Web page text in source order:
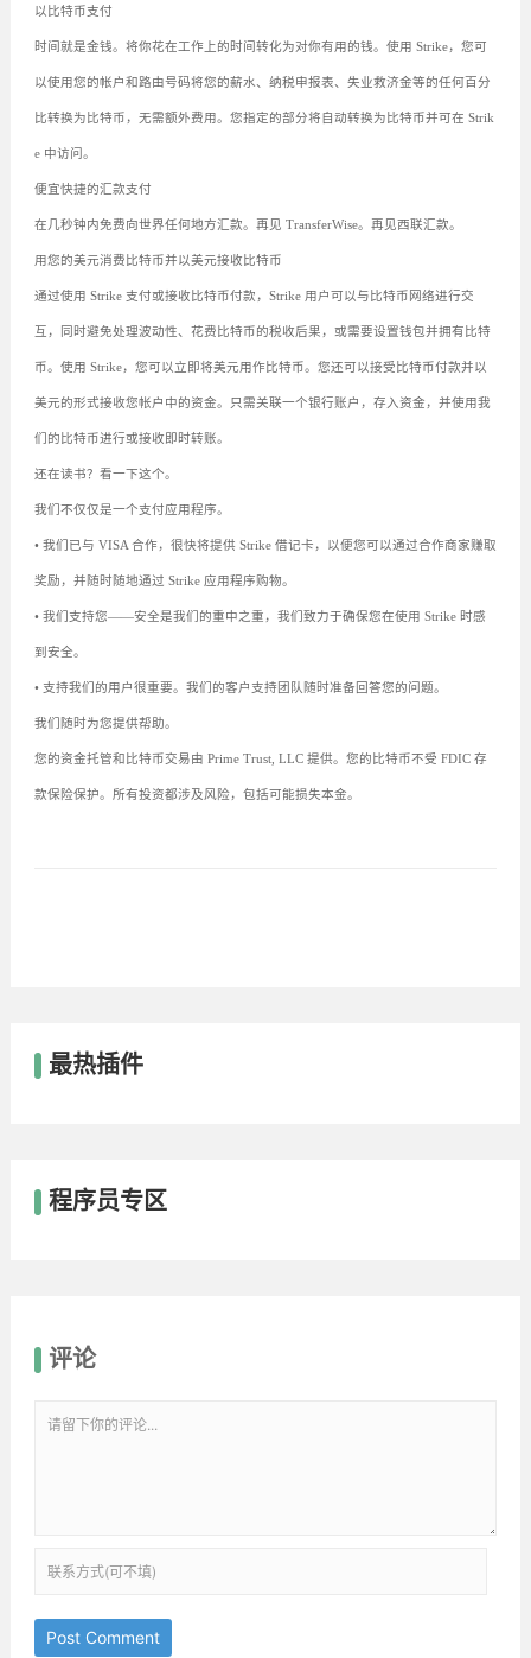
以比特币支付
时间就是金钱。将你花在工作上的时间转化为对你有用的钱。使用 Strike，您可
以使用您的帐户和路由号码将您的薪水、纳税申报表、失业救济金等的任何百分
比转换为比特币，无需额外费用。您指定的部分将自动转换为比特币并可在 Strik
e 中访问。
便宜快捷的汇款支付
在几秒钟内免费向世界任何地方汇款。再见 TransferWise。再见西联汇款。
用您的美元消费比特币并以美元接收比特币
通过使用 Strike 支付或接收比特币付款，Strike 用户可以与比特币网络进行交
互，同时避免处理波动性、花费比特币的税收后果，或需要设置钱包并拥有比特
币。使用 Strike，您可以立即将美元用作比特币。您还可以接受比特币付款并以
美元的形式接收您帐户中的资金。只需关联一个银行账户，存入资金，并使用我
们的比特币进行或接收即时转账。
还在读书？看一下这个。
我们不仅仅是一个支付应用程序。
• 我们已与 VISA 合作，很快将提供 Strike 借记卡，以便您可以通过合作商家赚取
奖励，并随时随地通过 Strike 应用程序购物。
• 我们支持您——安全是我们的重中之重，我们致力于确保您在使用 Strike 时感
到安全。
• 支持我们的用户很重要。我们的客户支持团队随时准备回答您的问题。
我们随时为您提供帮助。
您的资金托管和比特币交易由 Prime Trust, LLC 提供。您的比特币不受 FDIC 存
款保险保护。所有投资都涉及风险，包括可能损失本金。
最热插件
程序员专区
评论
Post Comment